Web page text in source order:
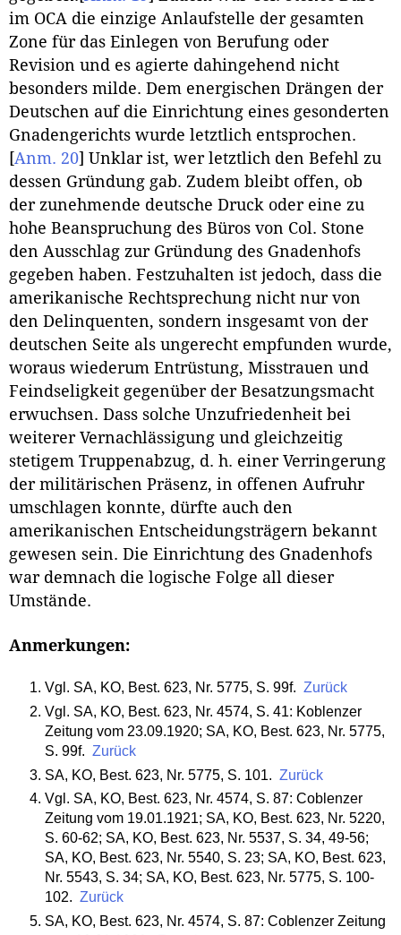
im OCA die einzige Anlaufstelle der gesamten
Zone für das Einlegen von Berufung oder
Revision und es agierte dahingehend nicht
besonders milde. Dem energischen Drängen der
Deutschen auf die Einrichtung eines gesonderten
Gnadengerichts wurde letztlich entsprochen.
[Anm. 20] Unklar ist, wer letztlich den Befehl zu
dessen Gründung gab. Zudem bleibt offen, ob
der zunehmende deutsche Druck oder eine zu
hohe Beanspruchung des Büros von Col. Stone
den Ausschlag zur Gründung des Gnadenhofs
gegeben haben. Festzuhalten ist jedoch, dass die
amerikanische Rechtsprechung nicht nur von
den Delinquenten, sondern insgesamt von der
deutschen Seite als ungerecht empfunden wurde,
woraus wiederum Entrüstung, Misstrauen und
Feindseligkeit gegenüber der Besatzungsmacht
erwuchsen. Dass solche Unzufriedenheit bei
weiterer Vernachlässigung und gleichzeitig
stetigem Truppenabzug, d. h. einer Verringerung
der militärischen Präsenz, in offenen Aufruhr
umschlagen konnte, dürfte auch den
amerikanischen Entscheidungsträgern bekannt
gewesen sein. Die Einrichtung des Gnadenhofs
war demnach die logische Folge all dieser
Umstände.
Anmerkungen:
Vgl. SA, KO, Best. 623, Nr. 5775, S. 99f. Zurück
Vgl. SA, KO, Best. 623, Nr. 4574, S. 41: Koblenzer
Zeitung vom 23.09.1920; SA, KO, Best. 623, Nr. 5775,
S. 99f. Zurück
SA, KO, Best. 623, Nr. 5775, S. 101. Zurück
Vgl. SA, KO, Best. 623, Nr. 4574, S. 87: Coblenzer
Zeitung vom 19.01.1921; SA, KO, Best. 623, Nr. 5220,
S. 60-62; SA, KO, Best. 623, Nr. 5537, S. 34, 49-56;
SA, KO, Best. 623, Nr. 5540, S. 23; SA, KO, Best. 623,
Nr. 5543, S. 34; SA, KO, Best. 623, Nr. 5775, S. 100-
102. Zurück
SA, KO, Best. 623, Nr. 4574, S. 87: Coblenzer Zeitung